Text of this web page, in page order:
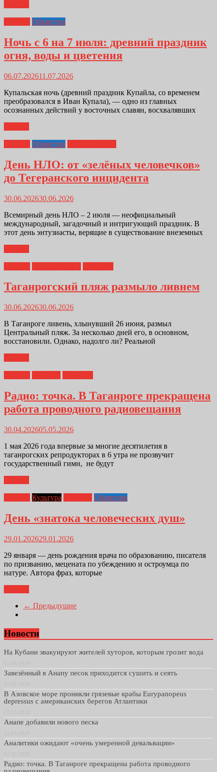
Общество
Ночь с 6 на 7 июля: древний праздник
огня, воды и цветения
06.07.202611.07.2026
Купальская ночь (древний праздник Купайла, со временем
преобразовался в Иван Купала), — одно из главных
осознанных действий у восточных славян, восхвалявших
Общество
День НЛО: от «зелёных человечков»
до Тегеранского инцидента
30.06.202630.06.2026
Всемирный день НЛО – 2 июля — неофициальный
международный, загадочный и интригующий праздник. В
этот день энтузиасты, верящие в существование внеземных
Таганрогский пляж размыло ливнем
30.06.202630.06.2026
В Таганроге ливень, хлынувший 26 июня, размыл
Центральный пляж. За несколько дней его, в основном,
восстановили. Однако, надолго ли? Реальной
Радио: точка. В Таганроге прекращена
работа проводного радиовещания
30.04.202605.05.2026
1 мая 2026 года впервые за многие десятилетия в
таганрогских репродукторах в 6 утра не прозвучит
государственный гимн, не будут
Культура Общество
День «знатока человеческих душ»
29.01.202629.01.2026
29 января — день рождения врача по образованию, писателя
по призванию, мецената по убеждению и остроумца по
натуре. Автора фраз, которые
← Предыдущие
Новости
На Кубани эвакуируют жителей хуторов, которым грозит вода
Завезённый в Анапу песок приходится сушить и сеять
В Азовское море проникли грязевые крабы Eurypanopeus
depressus с американских берегов Атлантики
Анапе добавили нового песка
Аналитики ожидают «очень умеренной девальвации»
Радио: точка. В Таганроге прекращена работа проводного